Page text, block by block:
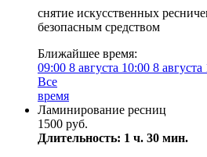
снятие искусственных
безопасным средством
Ближайшее время:
09:00 8 августа 10:00 8 августа
Все
время
Ламинирование ресниц
1500 руб.
Длительность: 1 ч. 30 мин.